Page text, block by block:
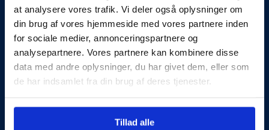
at analysere vores trafik. Vi deler også oplysninger om
din brug af vores hjemmeside med vores partnere inden
for sociale medier, annonceringspartnere og
analysepartnere. Vores partnere kan kombinere disse
data med andre oplysninger, du har givet dem, eller som
de har indsamlet fra din brug af deres tjenester.
Tillad alle
Kontakt
Karriere
Mød Rådgiverne